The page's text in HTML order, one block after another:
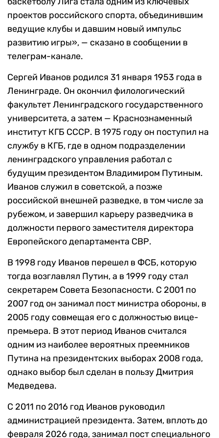
проектов российского спорта, объединившим
ведущие клубы и давшим новый импульс
развитию игры», — сказано в сообщении в
телеграм-канале.
Сергей Иванов родился 31 января 1953 года в
Ленинграде. Он окончил филологический
факультет Ленинградского государственного
университета, а затем — Краснознаменный
институт КГБ СССР. В 1975 году он поступил на
службу в КГБ, где в одном подразделении
ленинградского управления работал с
будущим президентом Владимиром Путиным.
Иванов служил в советской, а позже
российской внешней разведке, в том числе за
рубежом, и завершил карьеру разведчика в
должности первого заместителя директора
Европейского департамента СВР.
В 1998 году Иванов перешел в ФСБ, которую
тогда возглавлял Путин, а в 1999 году стал
секретарем Совета Безопасности. С 2001 по
2007 год он занимал пост министра обороны, в
2005 году совмещая его с должностью вице-
премьера. В этот период Иванов считался
одним из наиболее вероятных преемников
Путина на президентских выборах 2008 года,
однако выбор был сделан в пользу Дмитрия
Медведева.
С 2011 по 2016 год Иванов руководил
администрацией президента. Затем, вплоть до
февраля 2026 года, занимал пост специального